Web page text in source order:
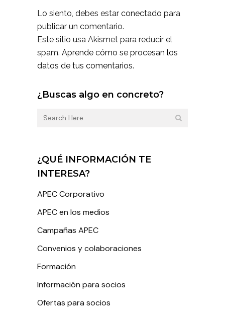
Lo siento, debes estar conectado para
publicar un comentario.
Este sitio usa Akismet para reducir el
spam. Aprende cómo se procesan los
datos de tus comentarios.
¿Buscas algo en concreto?
¿QUÉ INFORMACIÓN TE
INTERESA?
APEC Corporativo
APEC en los medios
Campañas APEC
Convenios y colaboraciones
Formación
Información para socios
Ofertas para socios